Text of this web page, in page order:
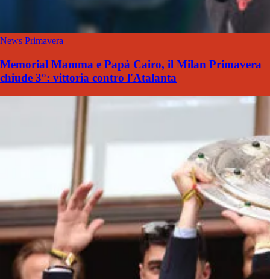
News Primavera
Memorial Mamma e Papà Cairo, il Milan Primavera
chiude 3°: vittoria contro l'Atalanta